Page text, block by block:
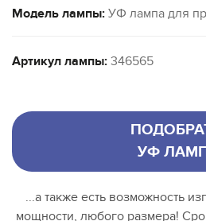
Модель лампы: УФ лампа для
Артикул лампы: 346565
УФ
...а также есть возможность
мощности, любого размера!